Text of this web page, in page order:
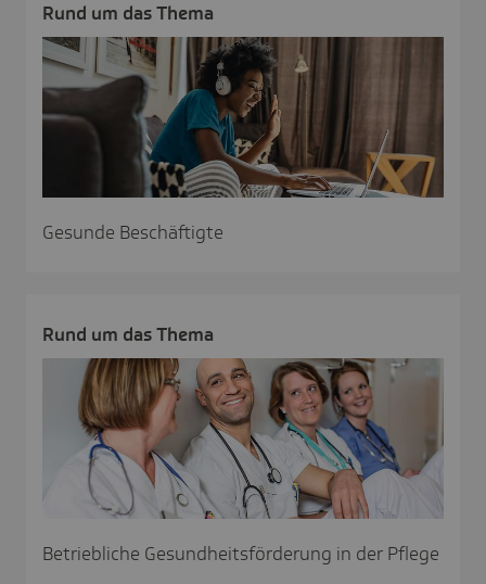
Rund um das Thema
Gesunde Beschäftigte
Rund um das Thema
Betriebliche Gesundheitsförderung in der Pflege